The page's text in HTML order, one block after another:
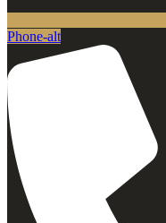
Phone-alt